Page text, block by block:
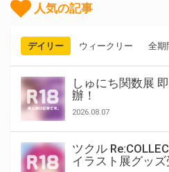
人気の記事
デイリー ウィークリー 全期
しゅにち関数展
辦！
2026.08.07
ツクル
イラスト展グッズ